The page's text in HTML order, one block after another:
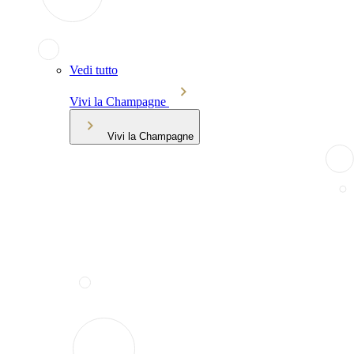
Vedi tutto
Vivi la Champagne
Vivi la Champagne